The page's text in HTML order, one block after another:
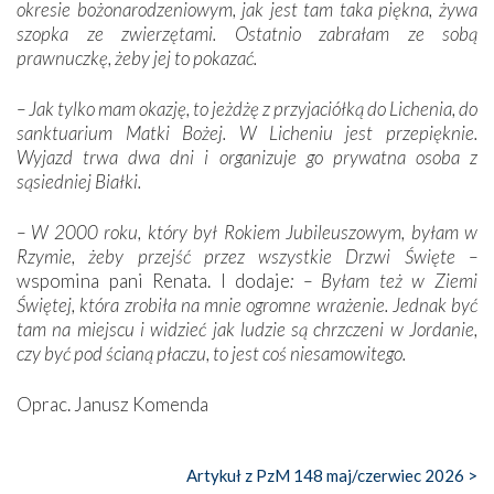
okresie bożonarodzeniowym, jak jest tam taka piękna, żywa
szopka ze zwierzętami. Ostatnio zabrałam ze sobą
prawnuczkę, żeby jej to pokazać.
– Jak tylko mam okazję, to jeżdżę z przyjaciółką do Lichenia, do
sanktuarium Matki Bożej. W Licheniu jest przepięknie.
Wyjazd trwa dwa dni i organizuje go prywatna osoba z
sąsiedniej Białki.
– W 2000 roku, który był Rokiem Jubileuszowym, byłam w
Rzymie, żeby przejść przez wszystkie Drzwi Święte –
wspomina pani Renata. I dodaje: – Byłam też w Ziemi
Świętej, która zrobiła na mnie ogromne wrażenie. Jednak być
tam na miejscu i widzieć jak ludzie są chrzczeni w Jordanie,
czy być pod ścianą płaczu, to jest coś niesamowitego.
Oprac. Janusz Komenda
Artykuł z PzM 148 maj/czerwiec 2026 >